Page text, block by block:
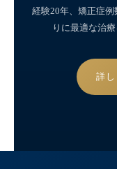
経験20年、矯正症例
りに最適な治
詳